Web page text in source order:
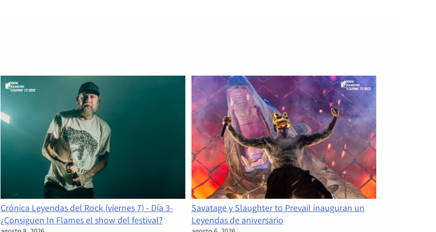
Crónica Leyendas del Rock (viernes 7) - Día 3-
¿Consiguen In Flames el show del festival?
Savatage y Slaughter to Prevail inauguran un
Leyendas de aniversario